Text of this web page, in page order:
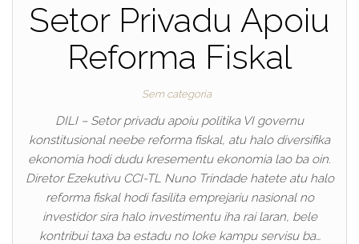
Setor Privadu Apoiu
Reforma Fiskal
Sem categoria
DILI – Setor privadu apoiu politika VI governu
konstitusional neebe reforma fiskal, atu halo diversifika
ekonomia hodi dudu kresementu ekonomia lao ba oin.
Diretor Ezekutivu CCI-TL Nuno Trindade hatete atu halo
reforma fiskal hodi fasilita emprejariu nasional no
investidor sira halo investimentu iha rai laran, bele
kontribui taxa ba estadu no loke kampu servisu ba…